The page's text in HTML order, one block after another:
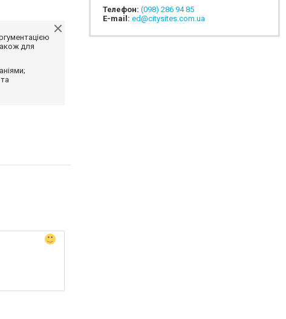
для
Телефон: (098) 286 94 85
E-mail: ed@citysites.com.ua